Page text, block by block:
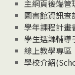
主網頁後端管
圖書館資訊查
學年課程計畫
學生選課輔導
線上教學專區
學校介紹